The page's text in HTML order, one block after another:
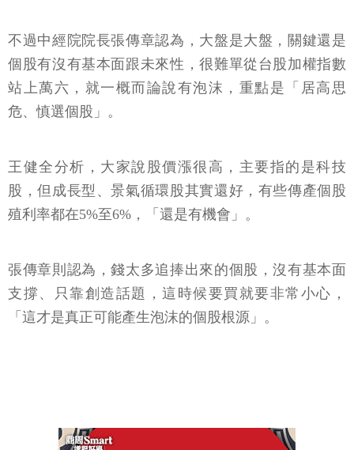
不過中經院院長張傳章認為，大盤是大盤，關鍵還是
個股有沒有基本面跟未來性，很難單從台股加權指數
站上萬六，就一概而論說有泡沫，重點是「居高思
危、慎選個股」。
王健全分析，大家說股價漲很高，主要指的是科技
股，但成長型、景氣循環股其實還好，有些傳產個股
殖利率都在5%至6%，「還是有機會」。
張傳章則認為，錢太多追捧出來的個股，沒有基本面
支撐、只靠創造話題，這時候要買就要非常小心，
「這才是真正可能產生泡沫的個股根源」。